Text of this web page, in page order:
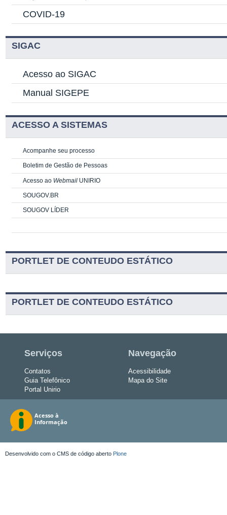
COVID-19
SIGAC
Acesso ao SIGAC
Manual SIGEPE
ACESSO A SISTEMAS
Acompanhe seu processo
Boletim de Gestão de Pessoas
Acesso ao Webmail UNIRIO
SOUGOV.BR
SOUGOV LÍDER
PORTLET DE CONTEUDO ESTÁTICO
PORTLET DE CONTEUDO ESTÁTICO
Serviços
Contatos
Guia Telefônico
Portal Unirio
Navegação
Acessibilidade
Mapa do Site
Desenvolvido com o CMS de código aberto Plone